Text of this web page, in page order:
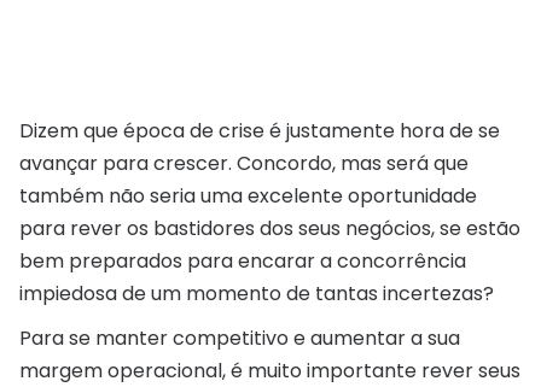
Dizem que época de crise é justamente hora de se
avançar para crescer. Concordo, mas será que
também não seria uma excelente oportunidade
para rever os bastidores dos seus negócios, se estão
bem preparados para encarar a concorrência
impiedosa de um momento de tantas incertezas?
Para se manter competitivo e aumentar a sua
margem operacional, é muito importante rever seus